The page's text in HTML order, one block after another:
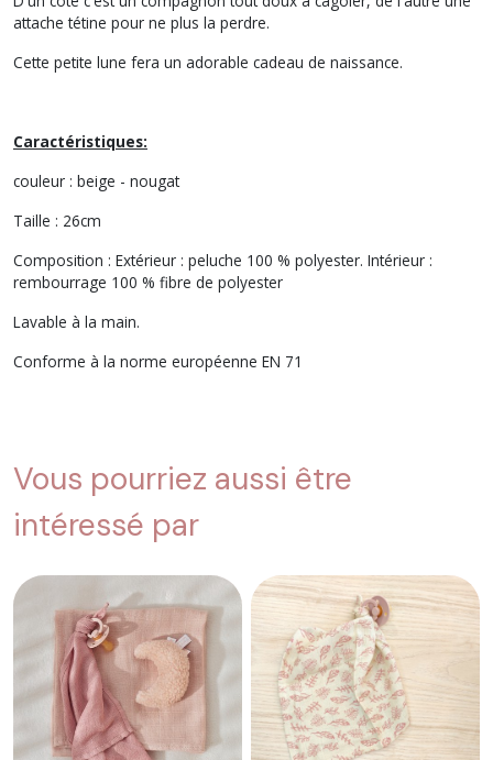
attache tétine pour ne plus la perdre.
Cette petite lune fera un adorable cadeau de naissance.
Caractéristiques:
couleur : beige - nougat
Taille : 26cm
Composition : Extérieur : peluche 100 % polyester. Intérieur :
rembourrage 100 % fibre de polyester
Lavable à la main.
Conforme à la norme européenne EN 71
Vous pourriez aussi être
intéressé par